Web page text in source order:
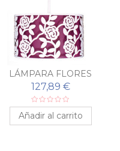
LÁMPARA FLORES
127,89 €
Añadir al carrito